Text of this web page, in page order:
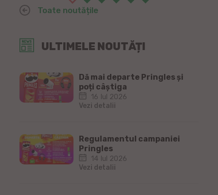
ULTIMELE NOUTĂȚI
Dă mai departe Pringles și
poți câștiga
16 Iul 2026
Vezi detalii
Regulamentul campaniei
Pringles
14 Iul 2026
Vezi detalii
Toate noutățile